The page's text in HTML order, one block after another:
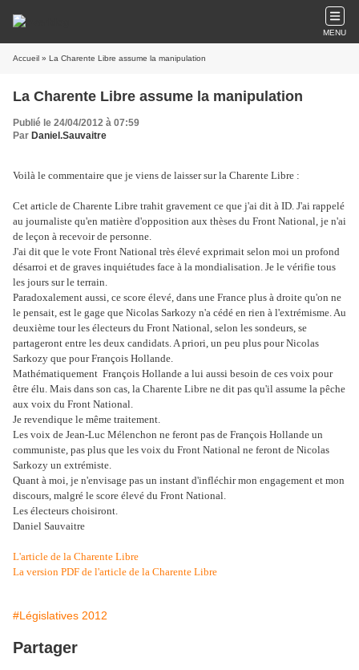
MENU
Accueil » La Charente Libre assume la manipulation
La Charente Libre assume la manipulation
Publié le 24/04/2012 à 07:59
Par Daniel.Sauvaitre
Voilà le commentaire que je viens de laisser sur la Charente Libre :
Cet article de Charente Libre trahit gravement ce que j'ai dit à ID. J'ai rappelé
au journaliste qu'en matière d'opposition aux thèses du Front National, je n'ai
de leçon à recevoir de personne.
J'ai dit que le vote Front National très élevé exprimait selon moi un profond
désarroi et de graves inquiétudes face à la mondialisation. Je le vérifie tous
les jours sur le terrain.
Paradoxalement aussi, ce score élevé, dans une France plus à droite qu'on ne
le pensait, est le gage que Nicolas Sarkozy n'a cédé en rien à l'extrémisme. Au
deuxième tour les électeurs du Front National, selon les sondeurs, se
partageront entre les deux candidats. A priori, un peu plus pour Nicolas
Sarkozy que pour François Hollande.
Mathématiquement François Hollande a lui aussi besoin de ces voix pour
être élu. Mais dans son cas, la Charente Libre ne dit pas qu'il assume la pêche
aux voix du Front National.
Je revendique le même traitement.
Les voix de Jean-Luc Mélenchon ne feront pas de François Hollande un
communiste, pas plus que les voix du Front National ne feront de Nicolas
Sarkozy un extrémiste.
Quant à moi, je n'envisage pas un instant d'infléchir mon engagement et mon
discours, malgré le score élevé du Front National.
Les électeurs choisiront.
Daniel Sauvaitre
L'article de la Charente Libre
La version PDF de l'article de la Charente Libre
#Législatives 2012
Partager